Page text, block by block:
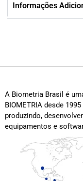
Informações
A Biometria Brasil é
BIOMETRIA desde
produzindo,
equipamentos e